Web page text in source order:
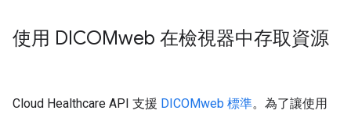
使用 DICOMweb 在檢視器中存取資源
Cloud Healthcare API 支援 DICOMweb 標準。為了讓使用